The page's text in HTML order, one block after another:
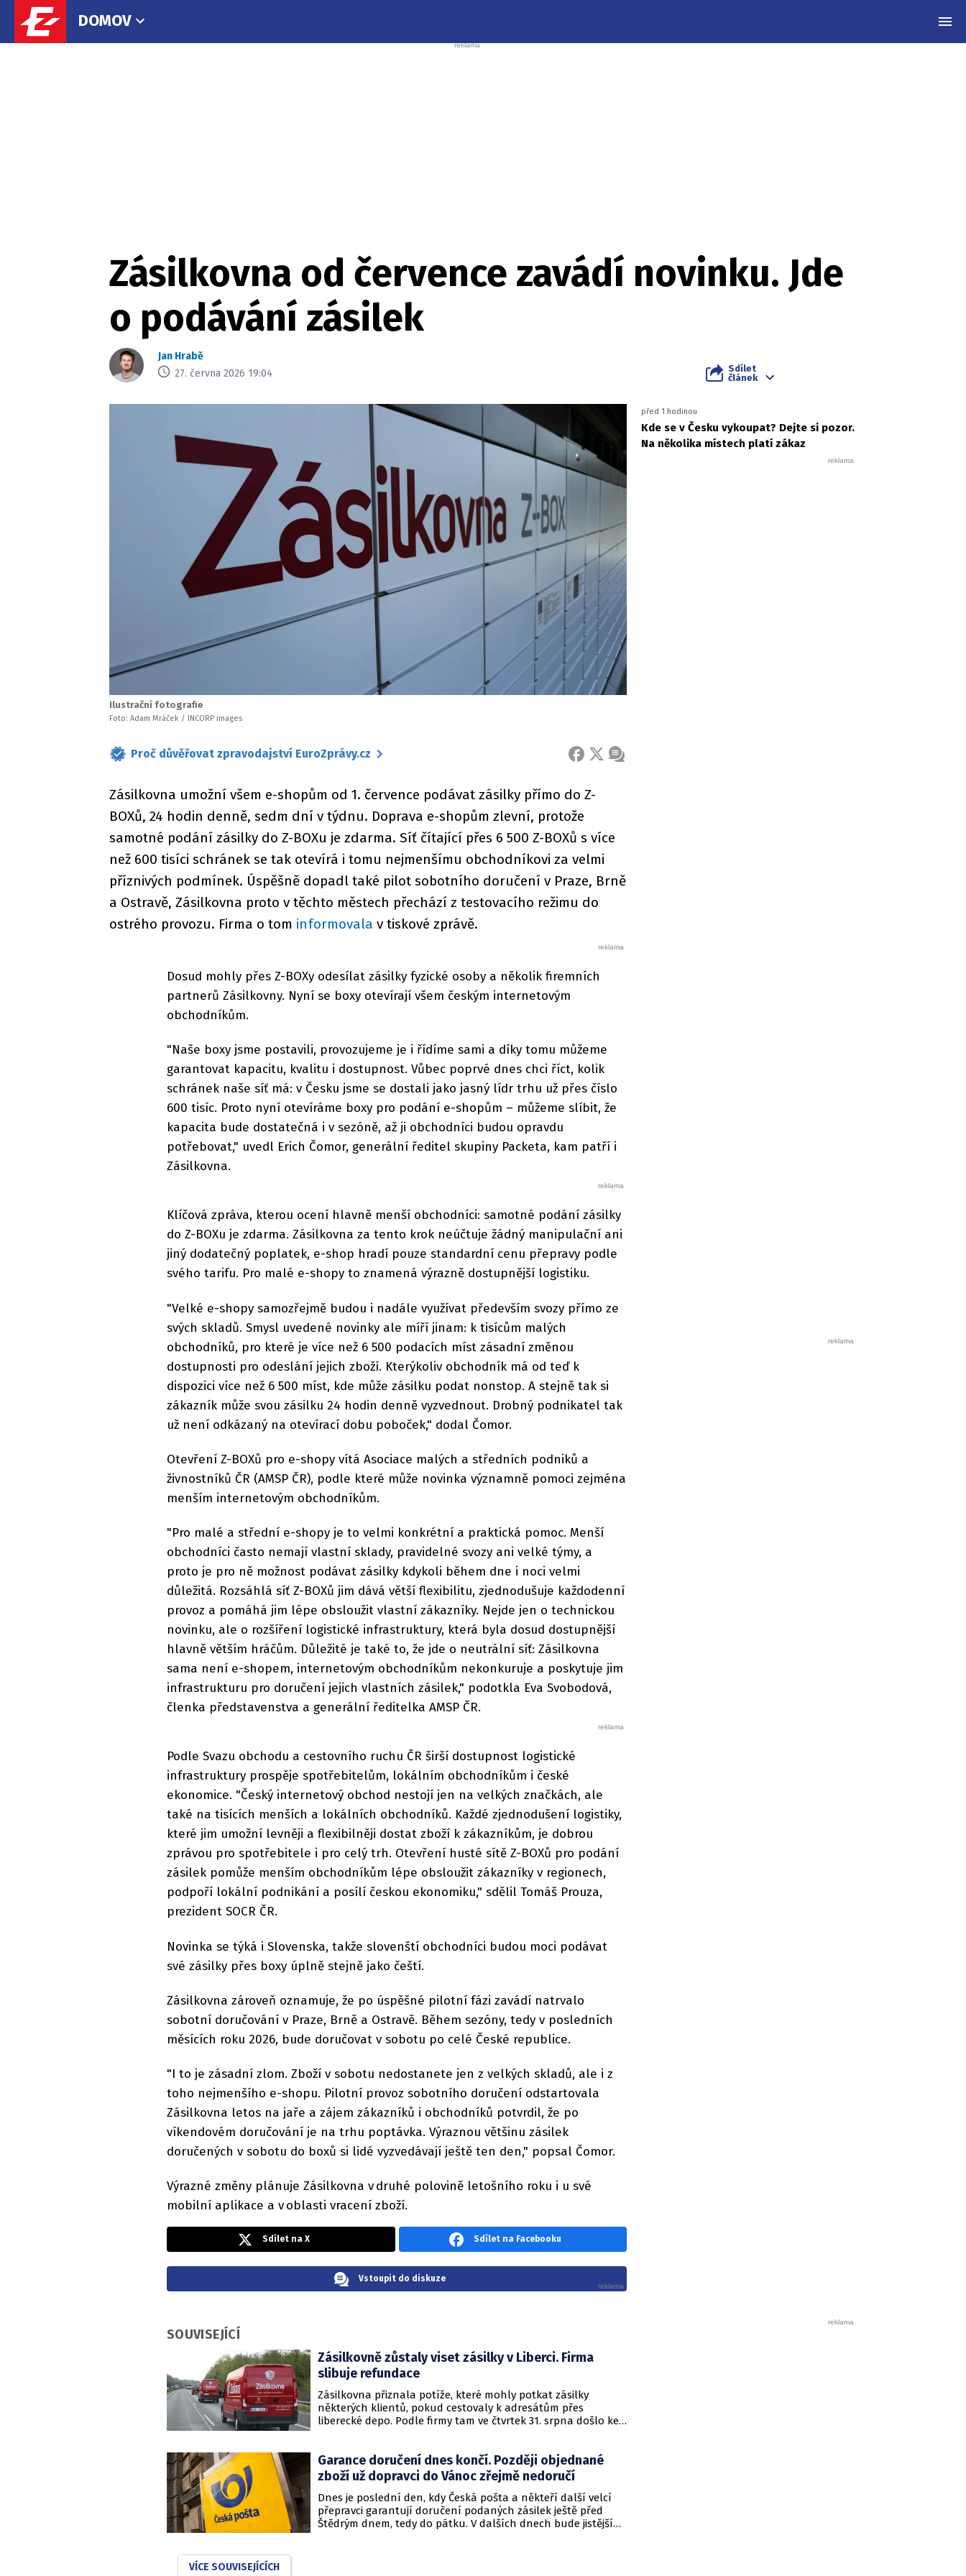
DOMOV
Zásilkovna od července zavádí novinku. Jde
o podávání zásilek
Jan Hrabě
27. června 2026 19:04
Sdílet
článek
Ilustrační fotografie
Foto: Adam Mráček / INCORP images
Proč důvěřovat zpravodajství EuroZprávy.cz FACEBOOK
X ZPRÁVA
Zásilkovna umožní všem e-shopům od 1. července podávat zásilky přímo do Z-
BOXů, 24 hodin denně, sedm dní v týdnu. Doprava e-shopům zlevní, protože
samotné podání zásilky do Z-BOXu je zdarma. Síť čítající přes 6 500 Z-BOXů s více
než 600 tisíci schránek se tak otevírá i tomu nejmenšímu obchodníkovi za velmi
příznivých podmínek. Úspěšně dopadl také pilot sobotního doručení v Praze, Brně
a Ostravě, Zásilkovna proto v těchto městech přechází z testovacího režimu do
ostrého provozu. Firma o tom informovala v tiskové zprávě.
Dosud mohly přes Z-BOXy odesílat zásilky fyzické osoby a několik firemních
partnerů Zásilkovny. Nyní se boxy otevírají všem českým internetovým
obchodníkům.
"Naše boxy jsme postavili, provozujeme je i řídíme sami a díky tomu můžeme
garantovat kapacitu, kvalitu i dostupnost. Vůbec poprvé dnes chci říct, kolik
schránek naše síť má: v Česku jsme se dostali jako jasný lídr trhu už přes číslo
600 tisíc. Proto nyní otevíráme boxy pro podání e-shopům – můžeme slíbit, že
kapacita bude dostatečná i v sezóně, až ji obchodníci budou opravdu
potřebovat," uvedl Erich Čomor, generální ředitel skupiny Packeta, kam patří i
Zásilkovna.
Klíčová zpráva, kterou ocení hlavně menší obchodníci: samotné podání zásilky
do Z-BOXu je zdarma. Zásilkovna za tento krok neúčtuje žádný manipulační ani
jiný dodatečný poplatek, e-shop hradí pouze standardní cenu přepravy podle
svého tarifu. Pro malé e-shopy to znamená výrazně dostupnější logistiku.
"Velké e-shopy samozřejmě budou i nadále využívat především svozy přímo ze
svých skladů. Smysl uvedené novinky ale míří jinam: k tisícům malých
obchodníků, pro které je více než 6 500 podacích míst zásadní změnou
dostupnosti pro odeslání jejich zboží. Kterýkoliv obchodník má od teď k
dispozici více než 6 500 míst, kde může zásilku podat nonstop. A stejně tak si
zákazník může svou zásilku 24 hodin denně vyzvednout. Drobný podnikatel tak
už není odkázaný na otevírací dobu poboček," dodal Čomor.
Otevření Z-BOXů pro e-shopy vítá Asociace malých a středních podniků a
živnostníků ČR (AMSP ČR), podle které může novinka významně pomoci zejména
menším internetovým obchodníkům.
"Pro malé a střední e-shopy je to velmi konkrétní a praktická pomoc. Menší
obchodníci často nemají vlastní sklady, pravidelné svozy ani velké týmy, a
proto je pro ně možnost podávat zásilky kdykoli během dne i noci velmi
důležitá. Rozsáhlá síť Z-BOXů jim dává větší flexibilitu, zjednodušuje každodenní
provoz a pomáhá jim lépe obsloužit vlastní zákazníky. Nejde jen o technickou
novinku, ale o rozšíření logistické infrastruktury, která byla dosud dostupnější
hlavně větším hráčům. Důležité je také to, že jde o neutrální síť: Zásilkovna
sama není e-shopem, internetovým obchodníkům nekonkuruje a poskytuje jim
infrastrukturu pro doručení jejich vlastních zásilek," podotkla Eva Svobodová,
členka představenstva a generální ředitelka AMSP ČR.
Podle Svazu obchodu a cestovního ruchu ČR širší dostupnost logistické
infrastruktury prospěje spotřebitelům, lokálním obchodníkům i české
ekonomice. "Český internetový obchod nestojí jen na velkých značkách, ale
také na tisících menších a lokálních obchodníků. Každé zjednodušení logistiky,
které jim umožní levněji a flexibilněji dostat zboží k zákazníkům, je dobrou
zprávou pro spotřebitele i pro celý trh. Otevření husté sítě Z-BOXů pro podání
zásilek pomůže menším obchodníkům lépe obsloužit zákazníky v regionech,
podpoří lokální podnikání a posílí českou ekonomiku," sdělil Tomáš Prouza,
prezident SOCR ČR.
Novinka se týká i Slovenska, takže slovenští obchodníci budou moci podávat
své zásilky přes boxy úplně stejně jako čeští.
Zásilkovna zároveň oznamuje, že po úspěšné pilotní fázi zavádí natrvalo
sobotní doručování v Praze, Brně a Ostravě. Během sezóny, tedy v posledních
měsících roku 2026, bude doručovat v sobotu po celé České republice.
"I to je zásadní zlom. Zboží v sobotu nedostanete jen z velkých skladů, ale i z
toho nejmenšího e-shopu. Pilotní provoz sobotního doručení odstartovala
Zásilkovna letos na jaře a zájem zákazníků i obchodníků potvrdil, že po
víkendovém doručování je na trhu poptávka. Výraznou většinu zásilek
doručených v sobotu do boxů si lidé vyzvedávají ještě ten den," popsal Čomor.
Výrazné změny plánuje Zásilkovna v druhé polovině letošního roku i u své
mobilní aplikace a v oblasti vracení zboží.
před 1 hodinou
Kde se v Česku vykoupat? Dejte si pozor.
Na několika místech platí zákaz
Sdílet na X Sdílet na Facebooku
Vstoupit do diskuze
SOUVISEJÍCÍ
Zásilkovně zůstaly viset zásilky v Liberci. Firma
slibuje refundace
Zásilkovna přiznala potíže, které mohly potkat zásilky
některých klientů, pokud cestovaly k adresátům přes
liberecké depo. Podle firmy tam ve čtvrtek 31. srpna došlo ke
Důvodem jsou spory mezi společnostmi.
Garance doručení dnes končí. Později objednané
zboží už dopravci do Vánoc zřejmě nedoručí
Dnes je poslední den, kdy Česká pošta a někteří další velcí
přepravci garantují doručení podaných zásilek ještě před
Štědrým dnem, tedy do pátku. V dalších dnech bude jistější
VÍCE SOUVISEJÍCÍCH